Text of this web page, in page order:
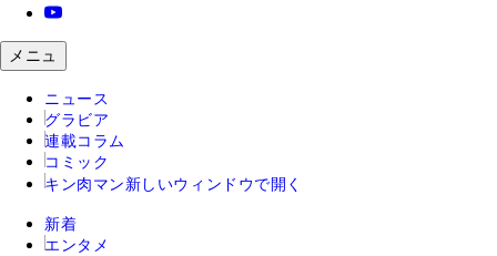
メニュ
ニュース
グラビア
連載コラム
コミック
キン肉マン 新しいウィンドウで開く
新着
エンタメ